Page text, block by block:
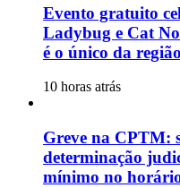
Evento gratuito
Ladybug e Cat
é o único da
10 horas atrás
Greve na CPTM:
determinação
mínimo no